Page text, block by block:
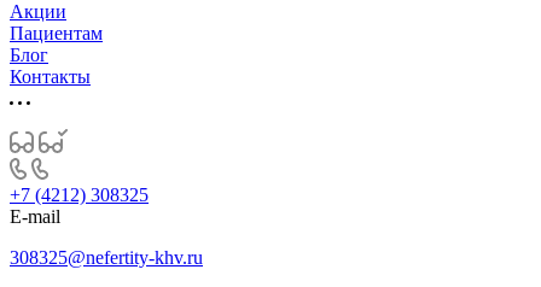
Акции
Пациентам
Блог
Контакты
+7 (4212) 308325
E-mail
308325@nefertity-khv.ru